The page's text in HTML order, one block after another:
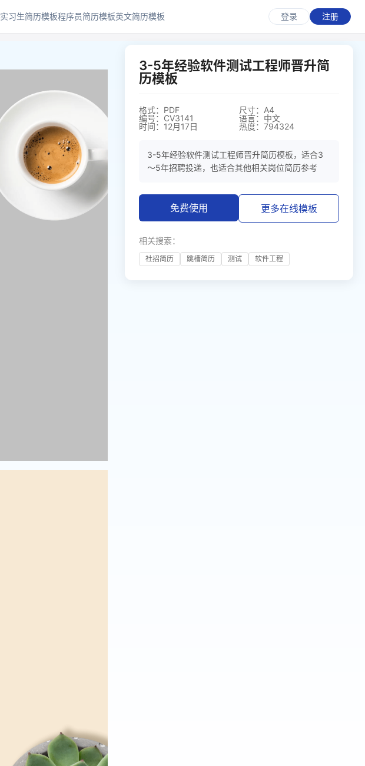
实习生简历模板程序员简历模板英文简历模板 登录 注册
3-5年经验软件测试工程师晋升简
历模板
格式：PDF
尺寸：A4
编号：CV3141
语言：中文
时间：12月17日
热度：794324
3-5年经验软件测试工程师晋升简历模板，适合3
～5年招聘投递，也适合其他相关岗位简历参考
免费使用 更多在线模板
相关搜索：
社招简历 跳槽简历 测试 软件工程